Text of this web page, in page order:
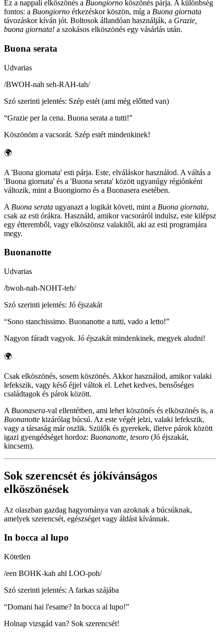
Ez a nappali elköszönés a Buongiorno köszönés párja. A különbség
fontos: a Buongiorno érkezéskor köszön, míg a Buona giornata
távozáskor kíván jót. Boltosok állandóan használják, a Grazie,
buona giornata! a szokásos elköszönés egy vásárlás után.
Buona serata
Udvarias
/BWOH-nah seh-RAH-tah/
Szó szerinti jelentés: Szép estét (ami még előtted van)
“Grazie per la cena. Buona serata a tutti!”
Köszönöm a vacsorát. Szép estét mindenkinek!
🌍
A 'Buona giornata' esti párja. Este, elváláskor használod. A váltás a
'Buona giornata' és a 'Buona serata' között ugyanúgy régiónként
változik, mint a Buongiorno és a Buonasera esetében.
A Buona serata ugyanazt a logikát követi, mint a Buona giornata,
csak az esti órákra. Használd, amikor vacsoráról indulsz, este kilépsz
egy étteremből, vagy elköszönsz valakitől, aki az esti programjára
megy.
Buonanotte
Udvarias
/bwoh-nah-NOHT-teh/
Szó szerinti jelentés: Jó éjszakát
“Sono stanchissimo. Buonanotte a tutti, vado a letto!”
Nagyon fáradt vagyok. Jó éjszakát mindenkinek, megyek aludni!
🌍
Csak elköszönés, sosem köszönés. Akkor használod, amikor valaki
lefekszik, vagy késő éjjel váltok el. Lehet kedves, bensőséges
családtagok és párok között.
A Buonasera-val ellentétben, ami lehet köszönés és elköszönés is, a
Buonanotte kizárólag búcsú. Az este végét jelzi, valaki lefekszik,
vagy a társaság már oszlik. Szülők és gyerekek, illetve párok között
igazi gyengédséget hordoz: Buonanotte, tesoro (Jó éjszakát,
kincsem).
Sok szerencsét és jókívánságos
elköszönések
Az olaszban gazdag hagyománya van azoknak a búcsúknak,
amelyek szerencsét, egészséget vagy áldást kívánnak.
In bocca al lupo
Kötetlen
/een BOHK-kah ahl LOO-poh/
Szó szerinti jelentés: A farkas szájába
“Domani hai l'esame? In bocca al lupo!”
Holnap vizsgád van? Sok szerencsét!